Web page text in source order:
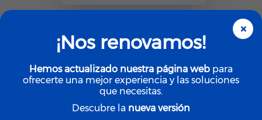
×
¡Nos renovamos!
Hemos actualizado nuestra página web para
ofrecerte una mejor experiencia y las soluciones
que necesitas.
Descubre la nueva versión